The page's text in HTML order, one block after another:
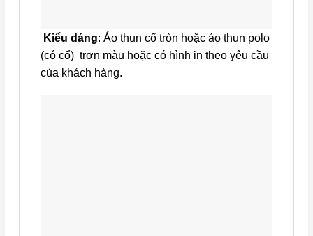
Kiểu dáng: Áo thun cổ tròn hoặc áo thun polo
(có cổ) trơn màu hoặc có hình in theo yêu cầu
của khách hàng.